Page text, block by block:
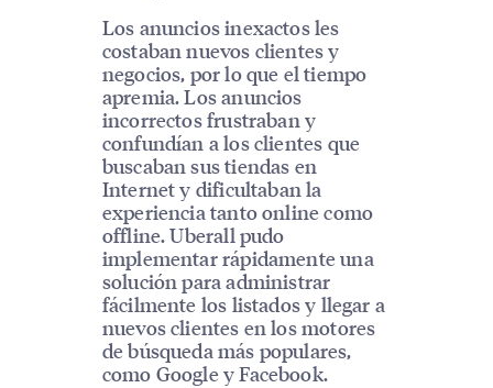
Los anuncios inexactos les
costaban nuevos clientes y
negocios, por lo que el tiempo
apremia. Los anuncios
incorrectos frustraban y
confundían a los clientes que
buscaban sus tiendas en
Internet y dificultaban la
experiencia tanto online como
offline. Uberall pudo
implementar rápidamente una
solución para administrar
fácilmente los listados y llegar a
nuevos clientes en los motores
de búsqueda más populares,
como Google y Facebook.